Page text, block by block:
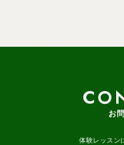
お
体験レッスン